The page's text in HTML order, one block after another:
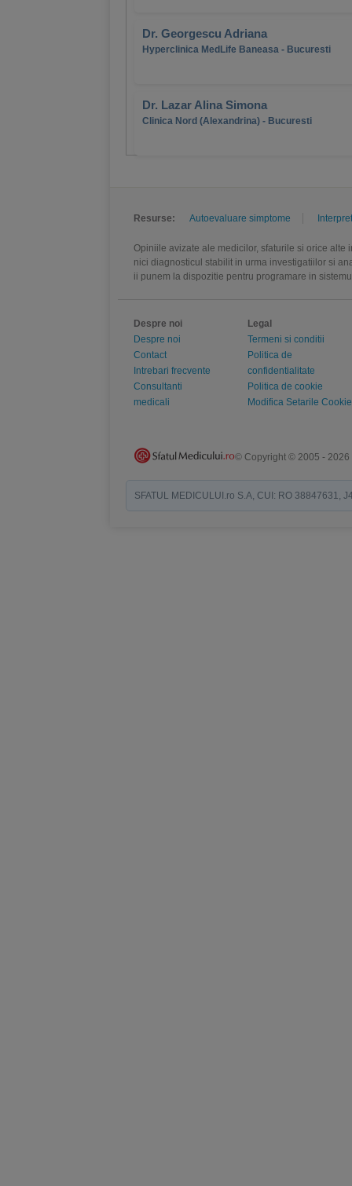
Dr. Georgescu Adriana
Hyperclinica MedLife Baneasa - Bucuresti
Dr. Lazar Alina Simona
Clinica Nord (Alexandrina) - Bucuresti
Resurse: Autoevaluare simptome
Opiniile avizate ale medicilor, sfaturile si orice
nici diagnosticul stabilit in urma investigatiilor si
ii punem la dispozitie pentru programare in
Despre noi
Despre noi
Contact
Intrebari frecvente
Consultanti
medicali
Legal
Termeni si conditii
Politica de
confidentialitate
Politica de cookie
Modifica Setarile Cookie
© Copyright © 2005 - 2026
SFATUL MEDICULUI.ro S.A, CUI: RO 38847631,